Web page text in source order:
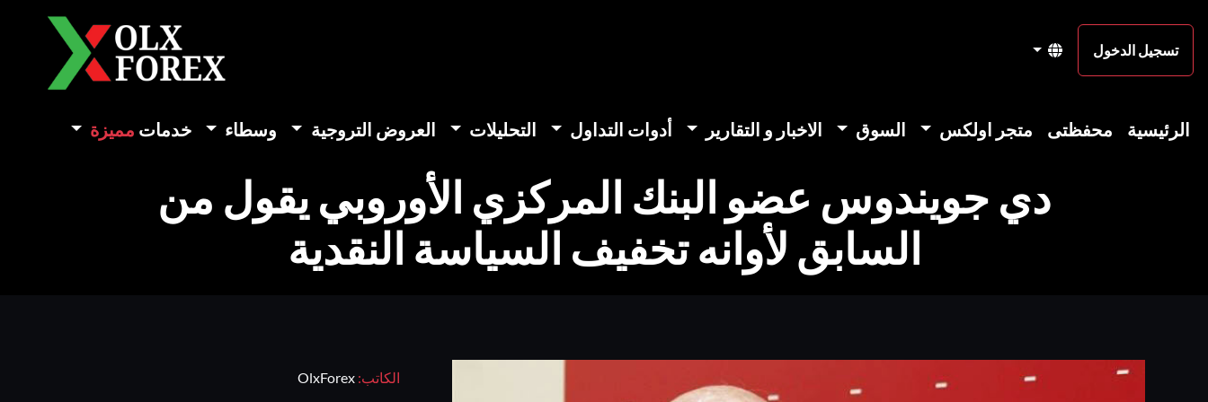
تسجيل الدخول
الرئيسية محفظتى متجر اولكس السوق الاخبار و التقارير أدوات التداول التحليلات العروض التروجية وسطاء خدمات مميزة
دي جويندوس عضو البنك المركزي الأوروبي يقول من
السابق لأوانه تخفيف السياسة النقدية
الكاتب: